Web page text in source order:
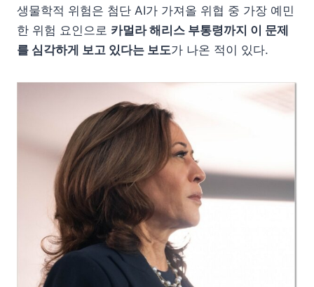
생물학적 위험은 첨단 AI가 가져올 위협 중 가장 예민
한 위험 요인으로 카멀라 해리스 부통령까지 이 문제
를 심각하게 보고 있다는 보도가 나온 적이 있다.